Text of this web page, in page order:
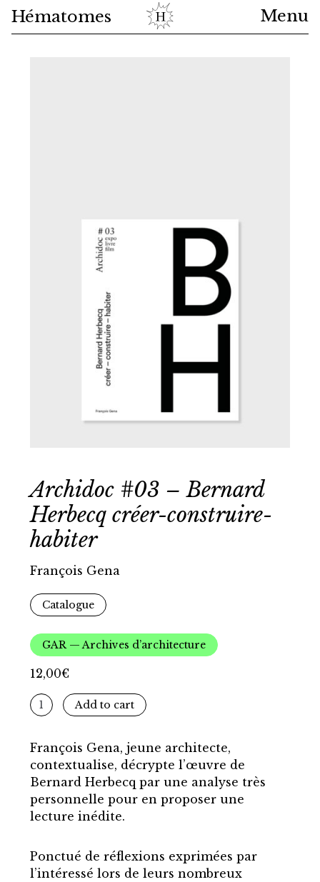
Hématomes Menu
Archidoc #03 – Bernard
Herbecq créer-construire-
habiter
François Gena
Catalogue
GAR — Archives d’architecture
12,00€
Archidoc
#03
Bernard
Herbecq
créer-
construire-
habiter
Add to cart
François Gena, jeune architecte,
contextualise, décrypte l’œuvre de
Bernard Herbecq par une analyse très
personnelle pour en proposer une
lecture inédite.
Ponctué de réflexions exprimées par
l’intéressé lors de leurs nombreux